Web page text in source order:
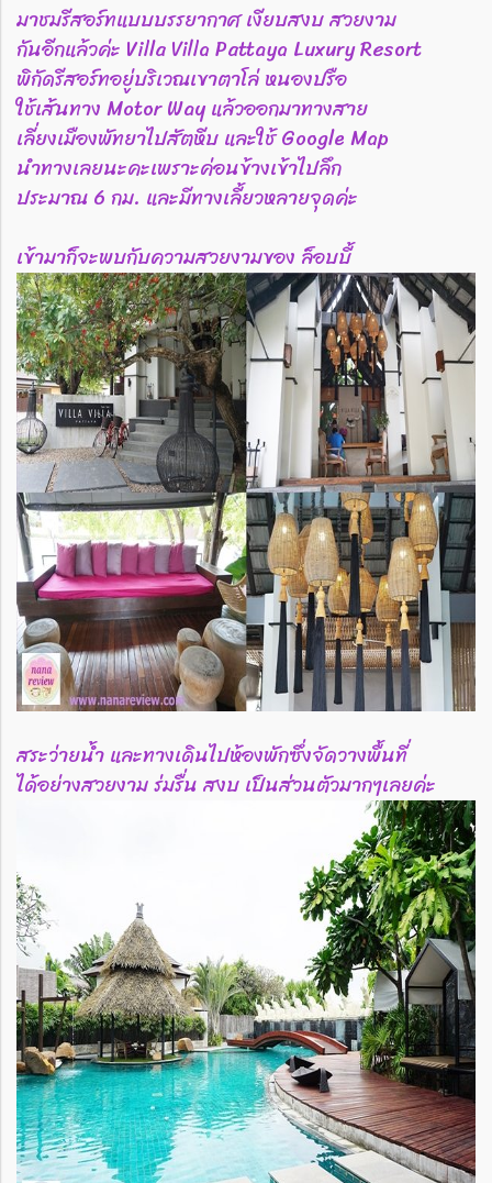
มาชมรีสอร์ทแบบบรรยากาศ เงียบสงบ สวยงาม
กันอีกแล้วค่ะ Villa Villa Pattaya Luxury Resort
พิกัดรีสอร์ทอยู่บริเวณเขาตาโล่ หนองปรือ
ใช้เส้นทาง Motor Way แล้วออกมาทางสาย
เลี่ยงเมืองพัทยาไปสัตหีบ และใช้ Google Map
นำทางเลยนะคะเพราะค่อนข้างเข้าไปลึก
ประมาณ 6 กม. และมีทางเลี้ยวหลายจุดค่ะ
เข้ามาก็จะพบกับความสวยงามของ ล็อบบี้
สระว่ายน้ำ และทางเดินไปห้องพักซึ่งจัดวางพื้นที่
ได้อย่างสวยงาม ร่มรื่น สงบ เป็นส่วนตัวมากๆเลยค่ะ